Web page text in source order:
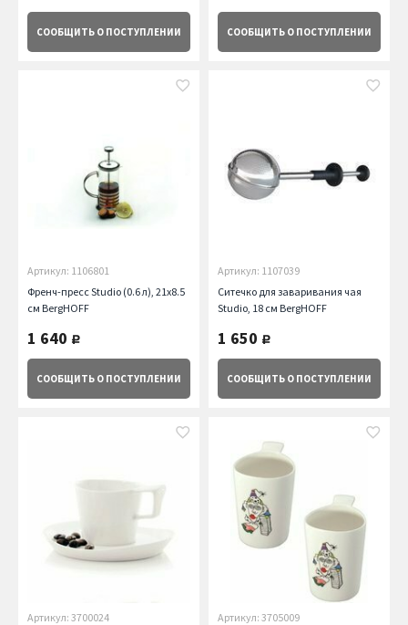
СООБЩИТЬ О ПОСТУПЛЕНИИ СООБЩИТЬ О ПОСТУПЛЕНИИ
Артикул: 1106801
Френч-пресс Studio (0.6 л), 21х8.5
см BergHOFF
1 640 руб.
СООБЩИТЬ О ПОСТУПЛЕНИИ
Артикул: 1107039
Ситечко для заваривания чая
Studio, 18 см BergHOFF
1 650 руб.
СООБЩИТЬ О ПОСТУПЛЕНИИ
Артикул: 3700024
Артикул: 3705009